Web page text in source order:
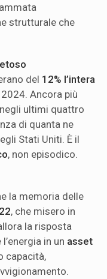
strutturale che
del 12% l’intera
Ancora più
ultimi quattro
di quanta ne
Stati Uniti. È il
, non episodico.
la memoria delle
, che misero in
la risposta
in un asset
capacità,